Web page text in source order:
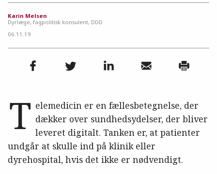
Karin Melsen
Dyrlæge, fagpolitisk konsulent, DDD
06.11.19
T elemedicin er en fællesbetegnelse, der
dækker over sundhedsydelser, der bliver
leveret digitalt. Tanken er, at patienter
undgår at skulle ind på klinik eller
dyrehospital, hvis det ikke er nødvendigt.